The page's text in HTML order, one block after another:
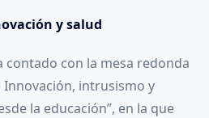
y salud
contado con la mesa redonda
intrusismo y
la educación”, en la que